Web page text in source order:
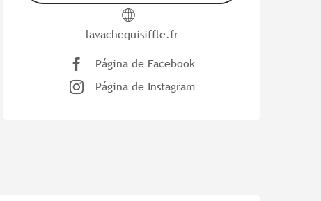
lavachequisiffle.fr
Página de Facebook
Página de Instagram